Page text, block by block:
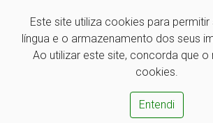
Este site utiliza cookies para
língua e o armazenamento dos seus
Ao utilizar este site, concorda que o
cookies.
Entendi